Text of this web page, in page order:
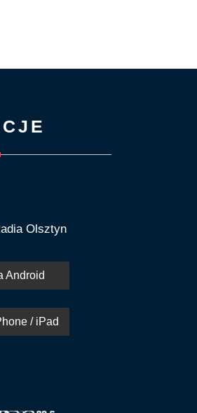
Olsztyn
Android
/ iPad